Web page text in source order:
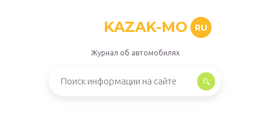
KAZAK-MO RU
Журнал об автомобилях